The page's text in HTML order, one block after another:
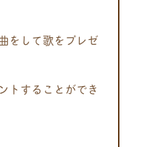
をして歌をプレゼ
トすることができ